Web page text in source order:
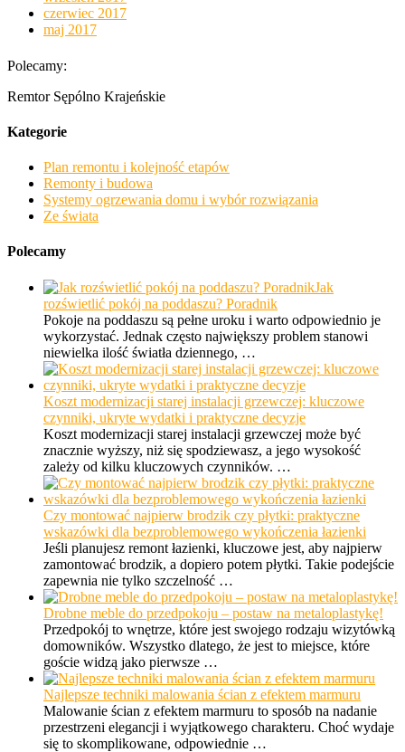
czerwiec 2017
maj 2017
Polecamy:
Remtor Sępólno Krajeńskie
Kategorie
Plan remontu i kolejność etapów
Remonty i budowa
Systemy ogrzewania domu i wybór rozwiązania
Ze świata
Polecamy
Jak
rozświetlić pokój na poddaszu? Poradnik
Pokoje na poddaszu są pełne uroku i warto odpowiednio je
wykorzystać. Jednak często największy problem stanowi
niewielka ilość światła dziennego, …
Koszt modernizacji starej instalacji grzewczej: kluczowe
czynniki, ukryte wydatki i praktyczne decyzje
Koszt modernizacji starej instalacji grzewczej może być
znacznie wyższy, niż się spodziewasz, a jego wysokość
zależy od kilku kluczowych czynników. …
Czy montować najpierw brodzik czy płytki: praktyczne
wskazówki dla bezproblemowego wykończenia łazienki
Jeśli planujesz remont łazienki, kluczowe jest, aby najpierw
zamontować brodzik, a dopiero potem płytki. Takie podejście
zapewnia nie tylko szczelność …
Drobne meble do przedpokoju – postaw na metaloplastykę!
Przedpokój to wnętrze, które jest swojego rodzaju wizytówką
domowników. Wszystko dlatego, że jest to miejsce, które
goście widzą jako pierwsze …
Najlepsze techniki malowania ścian z efektem marmuru
Malowanie ścian z efektem marmuru to sposób na nadanie
przestrzeni elegancji i wyjątkowego charakteru. Choć wydaje
się to skomplikowane, odpowiednie …